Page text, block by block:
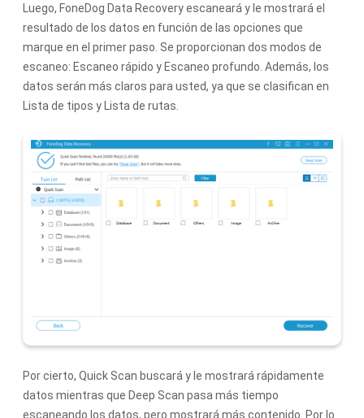
Luego, FoneDog Data Recovery escaneará y le mostrará el
resultado de los datos en función de las opciones que
marque en el primer paso. Se proporcionan dos modos de
escaneo: Escaneo rápido y Escaneo profundo. Además, los
datos serán más claros para usted, ya que se clasifican en
Lista de tipos y Lista de rutas.
Por cierto, Quick Scan buscará y le mostrará rápidamente
datos mientras que Deep Scan pasa más tiempo
escaneando los datos, pero mostrará más contenido. Por lo